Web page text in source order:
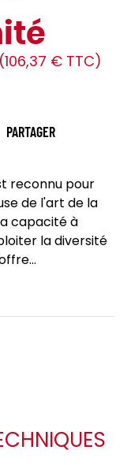
€ TTC)
PARTAGER
reconnu pour
de l'art de la
capacité à
la diversité